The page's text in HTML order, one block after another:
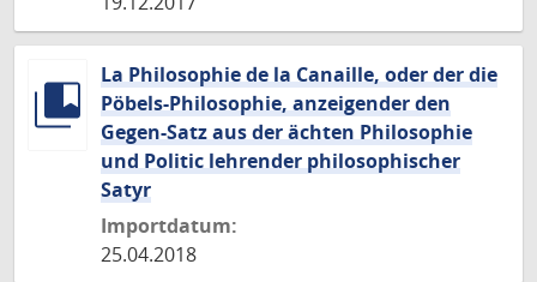
La Philosophie de la Canaille, oder der die
Pöbels-Philosophie, anzeigender den
Gegen-Satz aus der ächten Philosophie
und Politic lehrender philosophischer
Satyr
Importdatum:
25.04.2018